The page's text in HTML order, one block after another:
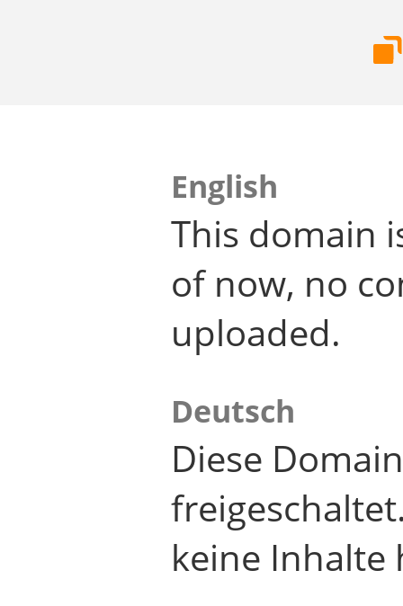
English
This domain
of now, no
uploaded.
Deutsch
Diese
keine Inhalte